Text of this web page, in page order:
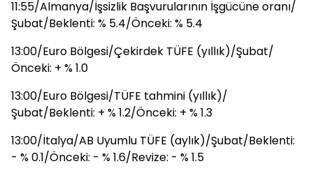
11:55/Almanya/İşsizlik Başvurularının İşgücüne oranı/
Şubat/Beklenti: % 5.4/Önceki: % 5.4
13:00/Euro Bölgesi/Çekirdek TÜFE (yıllık)/Şubat/
Önceki: + % 1.0
13:00/Euro Bölgesi/TÜFE tahmini (yıllık)/
Şubat/Beklenti: + % 1.2/Önceki: + % 1.3
13:00/İtalya/AB Uyumlu TÜFE (aylık)/Şubat/Beklenti:
- % 0.1/Önceki: - % 1.6/Revize: - % 1.5